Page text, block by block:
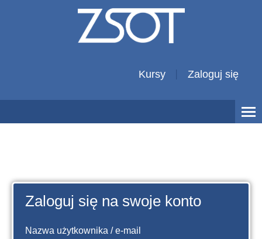
Kursy Zaloguj się
Zaloguj się na swoje konto
Nazwa użytkownika / e-mail